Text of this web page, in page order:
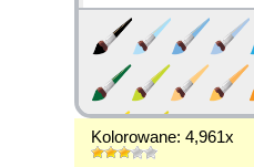
Kolorowane: 4,961x